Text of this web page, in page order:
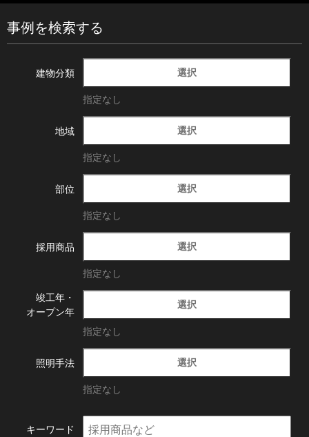
事例を検索する
建物分類 選択
指定なし
地域 選択
指定なし
部位 選択
指定なし
採用商品 選択
指定なし
竣工年・
オープン年
選択
指定なし
照明手法 選択
指定なし
キーワード